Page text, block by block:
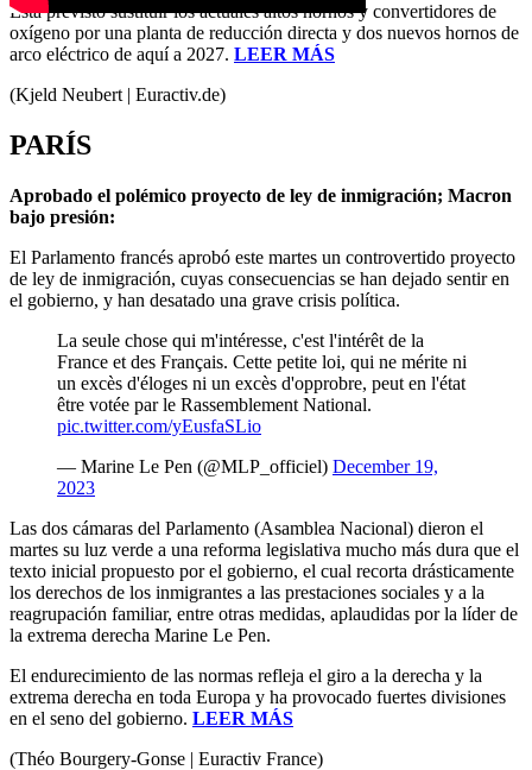
Está previsto sustituir los actuales altos hornos y convertidores de
oxígeno por una planta de reducción directa y dos nuevos hornos de
arco eléctrico de aquí a 2027. LEER MÁS
(Kjeld Neubert | Euractiv.de)
PARÍS
Aprobado el polémico proyecto de ley de inmigración; Macron
bajo presión:
El Parlamento francés aprobó este martes un controvertido proyecto
de ley de inmigración, cuyas consecuencias se han dejado sentir en
el gobierno, y han desatado una grave crisis política.
La seule chose qui m'intéresse, c'est l'intérêt de la
France et des Français. Cette petite loi, qui ne mérite ni
un excès d'éloges ni un excès d'opprobre, peut en l'état
être votée par le Rassemblement National.
pic.twitter.com/yEusfaSLio
— Marine Le Pen (@MLP_officiel) December 19,
2023
Las dos cámaras del Parlamento (Asamblea Nacional) dieron el
martes su luz verde a una reforma legislativa mucho más dura que el
texto inicial propuesto por el gobierno, el cual recorta drásticamente
los derechos de los inmigrantes a las prestaciones sociales y a la
reagrupación familiar, entre otras medidas, aplaudidas por la líder de
la extrema derecha Marine Le Pen.
El endurecimiento de las normas refleja el giro a la derecha y la
extrema derecha en toda Europa y ha provocado fuertes divisiones
en el seno del gobierno. LEER MÁS
(Théo Bourgery-Gonse | Euractiv France)